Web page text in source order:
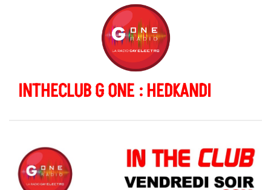
INTHECLUB G ONE : HEDKANDI